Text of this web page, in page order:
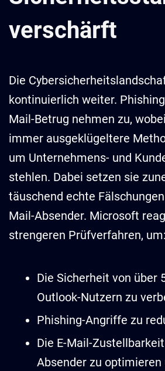
verschärft
Die
kontinuierlich weiter.
Mail-Betrug nehmen zu,
immer ausgeklügeltere
um Unternehmens- und
stehlen. Dabei setzen sie
täuschend echte
Mail-Absender. Microsoft
strengeren Prüfverfahren, um:
Die Sicherheit von über
Outlook-Nutzern zu
Phishing-Angriffe zu
Die E-Mail-
Absender zu optimieren